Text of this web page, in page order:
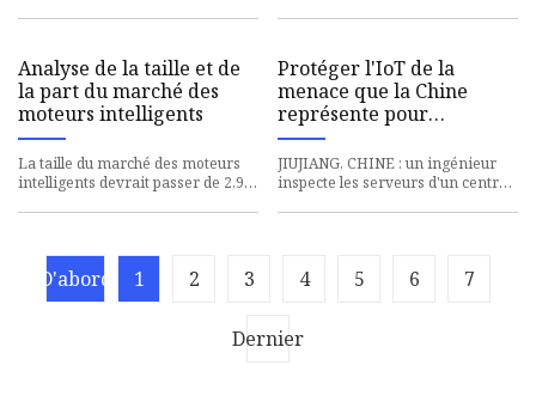
Analyse de la taille et de
la part du marché des
moteurs intelligents
La taille du marché des moteurs
intelligents devrait passer de 2,93
Protéger l'IoT de la
menace que la Chine
représente pour
l'infrastructure
américaine
JIUJIANG, CHINE : un ingénieur
inspecte les serveurs d'un centre
D'abord 1 2 3 4 5 6 7
Dernier